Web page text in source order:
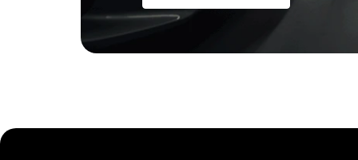
Bmw Iconic Sounds Electric
Chave Digital Bmw